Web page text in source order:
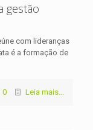
gestão
com lideranças
é a formação de
0 Leia mais...